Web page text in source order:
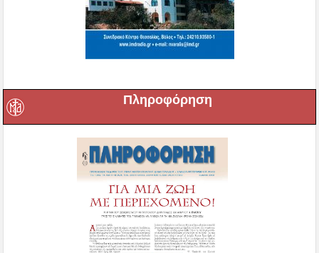
Πληροφόρηση